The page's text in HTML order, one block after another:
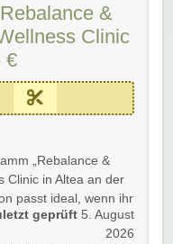
&
Clinic
€
„Rebalance &
Clinic in Altea an der
passt ideal, wenn ihr
gönnen und
+ persönliche
geprüft 5. August
2026